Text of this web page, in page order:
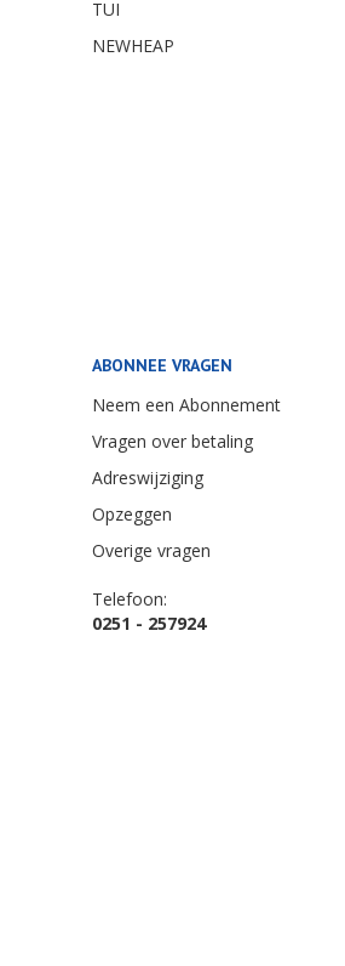
TUI
NEWHEAP
ABONNEE VRAGEN
Neem een Abonnement
Vragen over betaling
Adreswijziging
Opzeggen
Overige vragen
Telefoon:
0251 - 257924